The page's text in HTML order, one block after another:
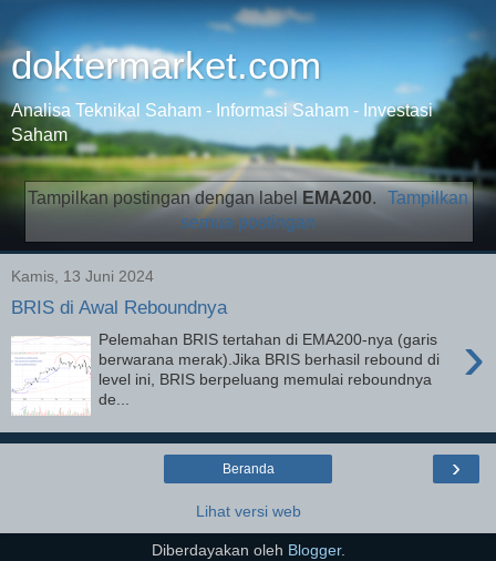
doktermarket.com
Analisa Teknikal Saham - Informasi Saham - Investasi
Saham
Tampilkan postingan dengan label EMA200.
Tampilkan
semua postingan
Kamis, 13 Juni 2024
BRIS di Awal Reboundnya
›
Pelemahan BRIS tertahan di EMA200-nya (garis
berwarana merak).Jika BRIS berhasil rebound di
level ini, BRIS berpeluang memulai reboundnya
de...
›
Beranda
Lihat versi web
Diberdayakan oleh Blogger.